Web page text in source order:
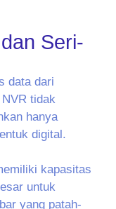
Seri-
data dari
tidak
hanya
digital.
kapasitas
untuk
yang patah-